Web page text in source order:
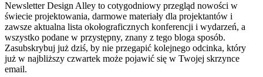
Newsletter Design Alley to cotygodniowy przegląd nowości w
świecie projektowania, darmowe materiały dla projektantów i
zawsze aktualna lista okołograficznych konferencji i wydarzeń, a
wszystko podane w przystępny, znany z tego bloga sposób.
Zasubskrybuj już dziś, by nie przegapić kolejnego odcinka, który
już w najbliższy czwartek może pojawić się w Twojej skrzynce
email.